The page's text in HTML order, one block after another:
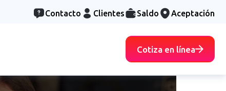
Contacto Clientes Saldo Aceptación
Cotiza en línea